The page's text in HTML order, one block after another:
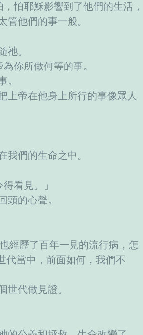
怕耶穌影響到了他們的生活，
管他們的事一般。
祂。
你所做何等的事。
。
上帝在他身上所行的事像眾人
我們的生命之中。
看見。」
頭的心聲。
經歷了百年一見的流行病，怎
代當中，前面如何，我們不
世代做見證。